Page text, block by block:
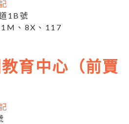
1B號
1M、8X、117
育中心（前賈